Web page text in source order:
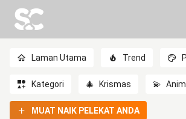
Laman Utama Trend
Kategori 🎄 Krismas 💫
MUAT NAIK PELEKAT ANDA